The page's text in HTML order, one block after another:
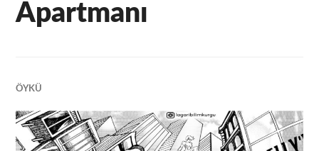
Apartmanı
ÖYKÜ